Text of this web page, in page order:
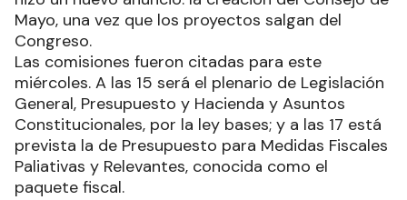
Mayo, una vez que los proyectos salgan del
Congreso.
Las comisiones fueron citadas para este
miércoles. A las 15 será el plenario de Legislación
General, Presupuesto y Hacienda y Asuntos
Constitucionales, por la ley bases; y a las 17 está
prevista la de Presupuesto para Medidas Fiscales
Paliativas y Relevantes, conocida como el
paquete fiscal.